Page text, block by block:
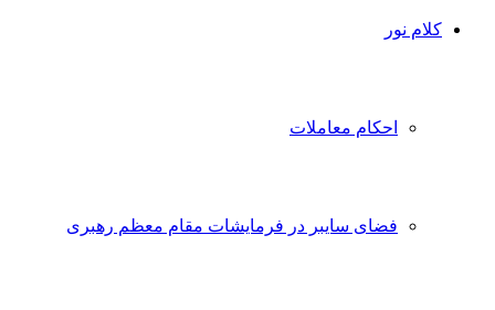
کلام نور
احکام معاملات
فضای سایبر در فرمایشات مقام معظم رهبری